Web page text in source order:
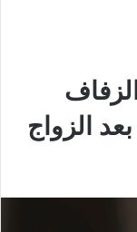
الزواج